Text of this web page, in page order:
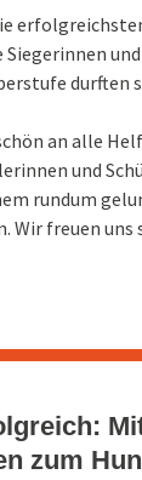
Siegerinnen
durften
an alle
und
rundum
Wir freuen uns
zum